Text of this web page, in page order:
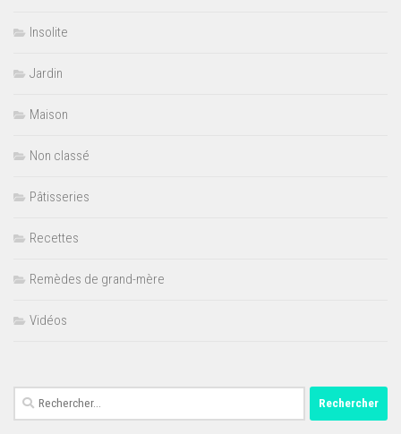
Insolite
Jardin
Maison
Non classé
Pâtisseries
Recettes
Remèdes de grand-mère
Vidéos
Rechercher :